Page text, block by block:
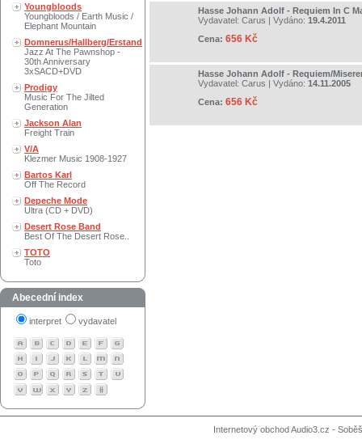
Youngbloods
Youngbloods / Earth Music /
Elephant Mountain
Domnerus/Hallberg/Erstand
Jazz At The Pawnshop -
30th Anniversary
3xSACD+DVD
Prodigy
Music For The Jilted
Generation
Jackson Alan
Freight Train
V/A
Klezmer Music 1908-1927
Bartos Karl
Off The Record
Depeche Mode
Ultra (CD + DVD)
Desert Rose Band
Best Of The Desert Rose..
TOTO
Toto
Abecední index
interpret vydavatel
Hasse Johann Adolf - Requiem In C
Vydavatel: Carus | Vydáno: 19.4.2011
Cena: 656 Kč
Hasse Johann Adolf - Requiem/
Vydavatel: Carus | Vydáno: 14.11.2005
Cena: 656 Kč
Internetový obchod Audio3.cz -